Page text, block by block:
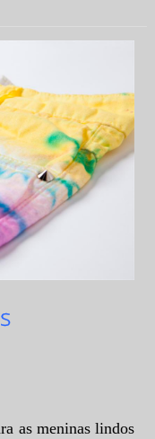
as meninas lindos